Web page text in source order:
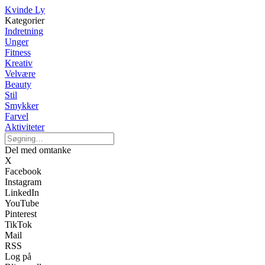
Kvinde Ly
Kategorier
Indretning
Unger
Fitness
Kreativ
Velvære
Beauty
Stil
Smykker
Farvel
Aktiviteter
Del med omtanke
X
Facebook
Instagram
LinkedIn
YouTube
Pinterest
TikTok
Mail
RSS
Log på